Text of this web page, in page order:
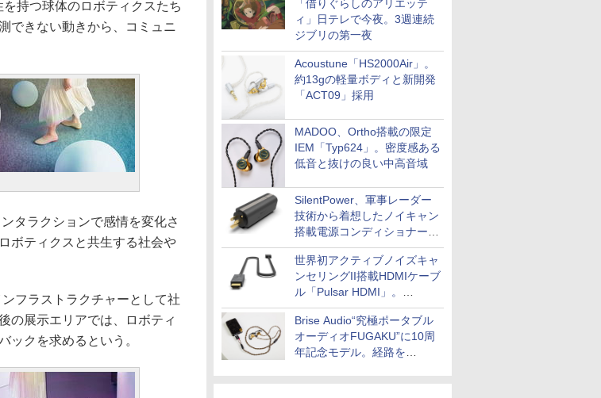
「借りぐらしのアリエッテ
ィ」日テレで今夜。3週連続
ジブリの第一夜
Acoustune「HS2000Air」。
約13gの軽量ボディと新開発
「ACT09」採用
MADOO、Ortho搭載の限定
IEM「Typ624」。密度感ある
低音と抜けの良い中高音域
SilentPower、軍事レーダー
技術から着想したノイキャン
搭載電源コンディショナー
「AC iPurifier2」
世界初アクティブノイズキャ
ンセリングII搭載HDMIケーブ
ル「Pulsar HDMI」。
SilentPowerから
Brise Audio“究極ポータブル
オーディオFUGAKU”に10周
年記念モデル。経路を
持つ球体のロボティクスたち
できない動きから、コミュニ
タラクションで感情を変化さ
ボティクスと共生する社会や
フラストラクチャーとして社
の展示エリアでは、ロボティ
ックを求めるという。